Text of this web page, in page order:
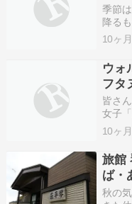
季節
降る
う 平
鉄東
なと
開い
10ヶ
ウォ
フタ
ト・
皆さ
女子
秋の
感で
くだ
敵な
10ヶ
旅館
ば・
市-
秋の